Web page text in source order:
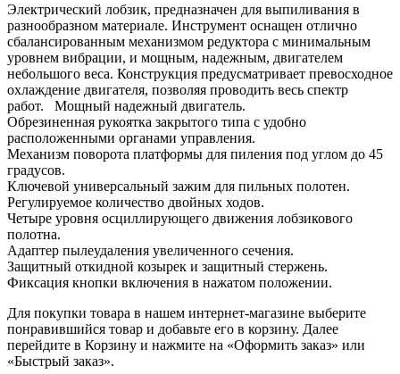
Электрический лобзик, предназначен для выпиливания в
разнообразном материале. Инструмент оснащен отлично
сбалансированным механизмом редуктора с минимальным
уровнем вибрации, и мощным, надежным, двигателем
небольшого веса. Конструкция предусматривает превосходное
охлаждение двигателя, позволяя проводить весь спектр
работ. Мощный надежный двигатель.
Обрезиненная рукоятка закрытого типа с удобно
расположенными органами управления.
Механизм поворота платформы для пиления под углом до 45
градусов.
Ключевой универсальный зажим для пильных полотен.
Регулируемое количество двойных ходов.
Четыре уровня осциллирующего движения лобзикового
полотна.
Адаптер пылеудаления увеличенного сечения.
Защитный откидной козырек и защитный стержень.
Фиксация кнопки включения в нажатом положении.
Для покупки товара в нашем интернет-магазине выберите
понравившийся товар и добавьте его в корзину. Далее
перейдите в Корзину и нажмите на «Оформить заказ» или
«Быстрый заказ».